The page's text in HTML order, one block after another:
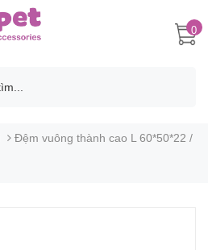
0
Đệm vuông thành cao L 60*50*22 /